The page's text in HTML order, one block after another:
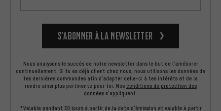
S’abonner à la newsletter
Nous analysons le succès de notre newsletter dans le but de l'améliorer
continuellement. Si tu es déjà client chez nous, nous utilisons les données de
tes dernières commandes afin d'adapter celle-ci à tes intérêts et de la
rendre ainsi plus pertinente pour toi. Nos conditions de protection des
données s'appliquent.
*Valable pendant 30 jours à partir de la date d'émission et valable à partir